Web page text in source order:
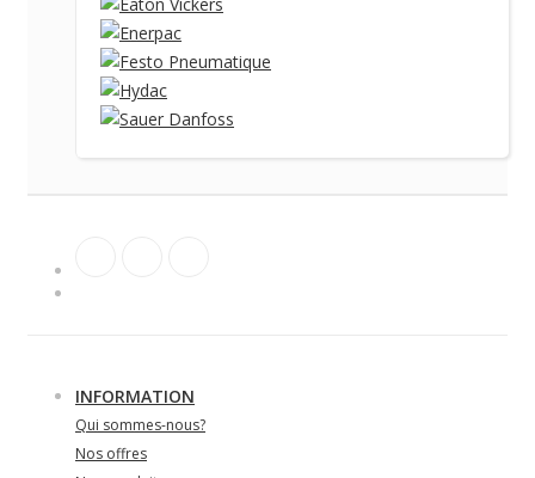
INFORMATION
Qui sommes-nous?
Nos offres